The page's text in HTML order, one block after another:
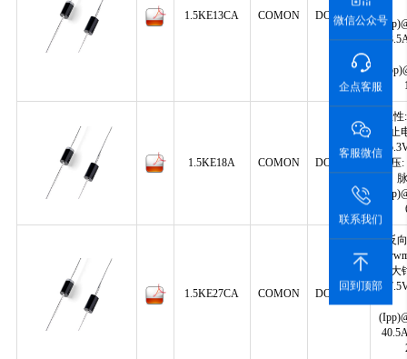
1.5KE13CA COMON DO201AE
1.5KE18A COMON DO201AE
极
截
电压:
1.5KE27CA COMON DO201AE
反
大
微信公众号
企点客服
客服微信
联系我们
回到顶部